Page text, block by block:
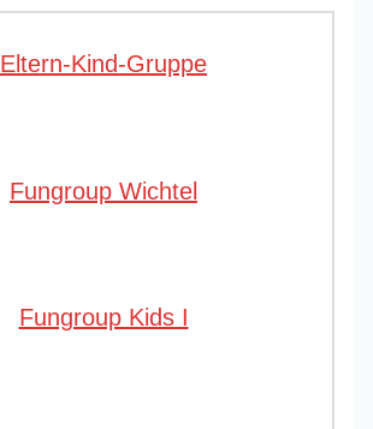
Eltern-Kind-Gruppe
Fungroup Wichtel
Fungroup Kids I